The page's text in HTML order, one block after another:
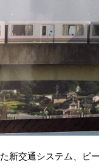
新交通システム、ピ